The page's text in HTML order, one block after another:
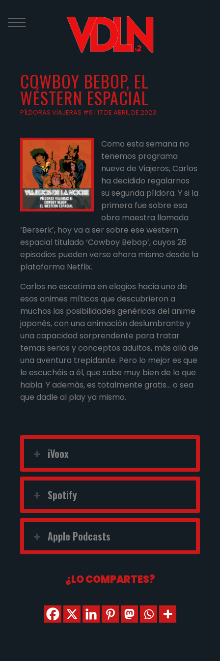
to
content
COWBOY BEBOP, EL
WÉSTERN ESPACIAL
PÍLDORAS VIAJERAS #6 | 17 DE ABRIL DE 2023
Como esta semana no
tenemos programa
nuevo de Viajeros, Carlos
ha decidido regalarnos
su segunda píldora. Y si la
primera fue sobre esa
obra maestra llamada
‘Berserk’, hoy va a ser sobre ese western
espacial titulado ‘Cowboy Bebop’, cuyos 26
episodios pueden verse ahora mismo desde la
plataforma Netflix.
Carlos no escatima en elogios hacia uno de
esos animes míticos que descubrieron a
muchos las posibilidades genéricas del anime
japonés, con una animación deslumbrante y
una capacidad sorprendente para tratar
temas serios y conceptos adultos, más allá de
una aventura trepidante. Pero lo mejor es que
le escuchéis a él, que sabe muy bien de lo que
habla. Y además, es totalmente gratis… o sea
que dadle al play ya mismo.
iVoox
Spotify
Apple Podcasts
¿LO COMPARTES?